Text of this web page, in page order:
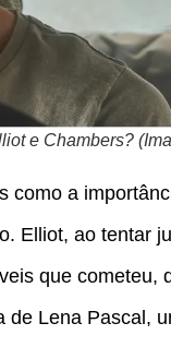
e Chambers?
como a
Elliot, ao tentar
que cometeu,
de Lena Pascal,